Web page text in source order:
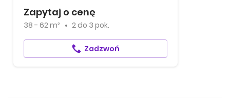
Zapytaj o cenę
38 - 62 m² 2 do 3 pok.
Zadzwoń